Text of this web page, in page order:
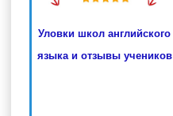
Уловки школ английского
языка и отзывы учеников